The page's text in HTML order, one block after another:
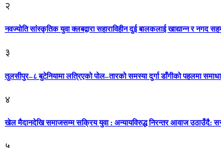
२
नवज्योति सांस्कृतिक युवा क्लबद्वारा सहाराविहीन दुई बालकलाई खाद्यान्न र नगद
३
तुलसीपुर–८ बुटेनियामा लत्रिएको पोल–तारको समस्या दुर्गा डाँगीको पहलमा
४
खेल मैदानदेखि समाजसम्म सक्रिय युवा : अन्यायविरुद्ध निरन्तर आवाज उठाउँदै: